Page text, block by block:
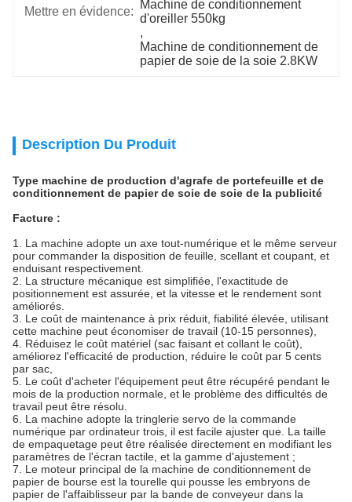
Mettre en évidence:
Machine de conditionnement
d'oreiller 550kg
,
Machine de conditionnement de
papier de soie de la soie 2.8KW
Description Du Produit
Type machine de production d'agrafe de portefeuille et de
conditionnement de papier de soie de soie de la publicité
Facture :
1. La machine adopte un axe tout-numérique et le même serveur
pour commander la disposition de feuille, scellant et coupant, et
enduisant respectivement.
2. La structure mécanique est simplifiée, l'exactitude de
positionnement est assurée, et la vitesse et le rendement sont
améliorés.
3. Le coût de maintenance à prix réduit, fiabilité élevée, utilisant
cette machine peut économiser de travail (10-15 personnes),
4. Réduisez le coût matériel (sac faisant et collant le coût),
améliorez l'efficacité de production, réduire le coût par 5 cents
par sac,
5. Le coût d'acheter l'équipement peut être récupéré pendant le
mois de la production normale, et le problème des difficultés de
travail peut être résolu.
6. La machine adopte la tringlerie servo de la commande
numérique par ordinateur trois, il est facile ajuster que. La taille
de empaquetage peut être réalisée directement en modifiant les
paramètres de l'écran tactile, et la gamme d'ajustement ;
7. Le moteur principal de la machine de conditionnement de
papier de bourse est la tourelle qui pousse les embryons de
papier de l'affaiblisseur par la bande de conveyeur dans la